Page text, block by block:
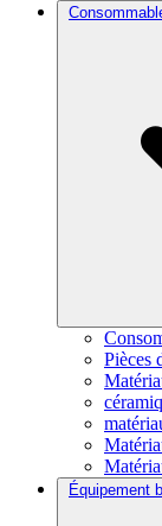
Pièces
Équipement